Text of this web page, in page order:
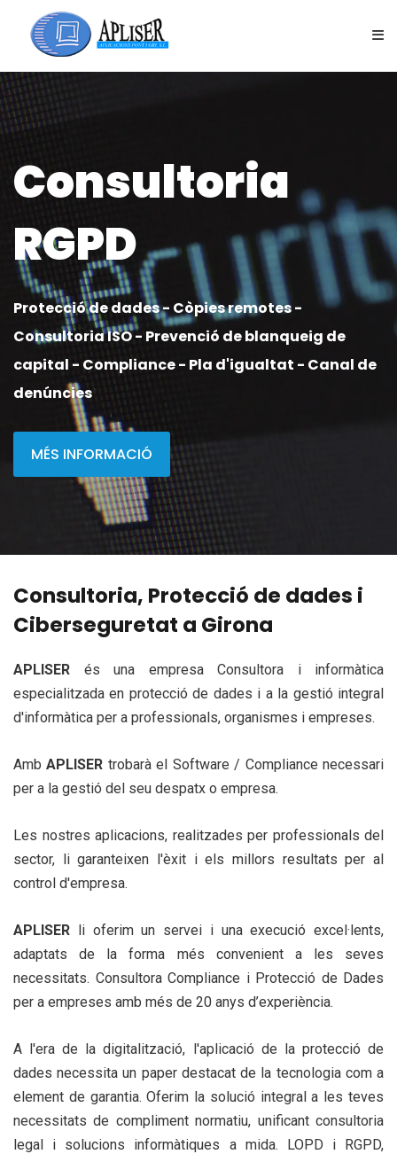
Protecció de dades Girona
SOFTWARE PROFESSIONAL
QUI SOM
BLOG
CONTACTAR
IDIOMA
Consultoria
RGPD
Protecció de dades - Còpies remotes -
Consultoria ISO - Prevenció de blanqueig de
capital - Compliance - Pla d'igualtat - Canal de
denúncies
MÉS INFORMACIÓ
Consultoria, Protecció de dades i
Ciberseguretat a Girona
APLISER és una empresa Consultora i informàtica
especialitzada en protecció de dades i a la gestió integral
d'informàtica per a professionals, organismes i empreses.
AmbAPLISER trobarà el Software / Compliance necessari
per a la gestió del seu despatx o empresa.
Les nostres aplicacions, realitzades per professionals del
sector, li garanteixen l'èxit i els millors resultats per al
control d'empresa.
APLISER li oferim un servei i una execució excel·lents,
adaptats de la forma més convenient a les seves
necessitats. Consultora Compliance i Protecció de Dades
per a empreses amb més de 20 anys d’experiència.
A l'era de la digitalització, l'aplicació de la protecció de
dades necessita un paper destacat de la tecnologia com a
element de garantia. Oferim la solució integral a les teves
necessitats de compliment normatiu, unificant consultoria
legal i solucions informàtiques a mida. LOPD i RGPD,